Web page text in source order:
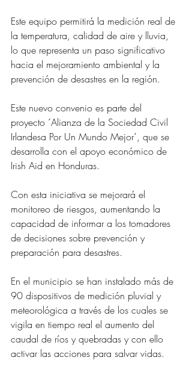
Este equipo permitirá la medición real de
la temperatura, calidad de aire y lluvia,
lo que representa un paso significativo
hacia el mejoramiento ambiental y la
prevención de desastres en la región.
Este nuevo convenio es parte del
proyecto ´Alianza de la Sociedad Civil
Irlandesa Por Un Mundo Mejor´, que se
desarrolla con el apoyo económico de
Irish Aid en Honduras.
Con esta iniciativa se mejorará el
monitoreo de riesgos, aumentando la
capacidad de informar a los tomadores
de decisiones sobre prevención y
preparación para desastres.
En el municipio se han instalado más de
90 dispositivos de medición pluvial y
meteorológica a través de los cuales se
vigila en tiempo real el aumento del
caudal de ríos y quebradas y con ello
activar las acciones para salvar vidas.